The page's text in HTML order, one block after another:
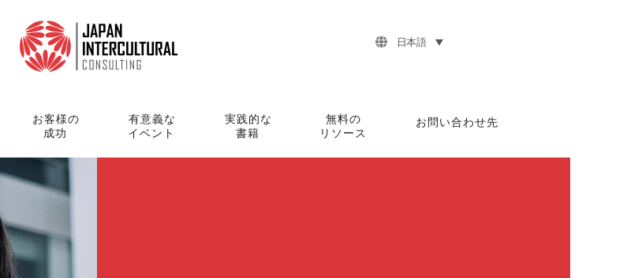
日本語
お客様の
成功
有意義な
イベント
実践的な
書籍
無料の
リソース
お問い合わせ先